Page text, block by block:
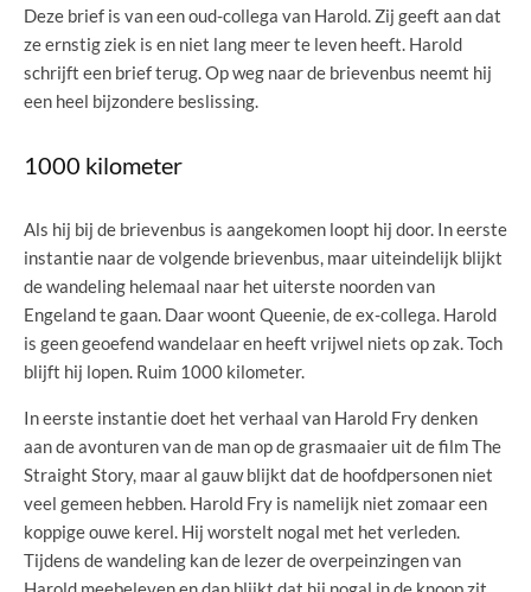
Deze brief is van een oud-collega van Harold. Zij geeft aan dat
ze ernstig ziek is en niet lang meer te leven heeft. Harold
schrijft een brief terug. Op weg naar de brievenbus neemt hij
een heel bijzondere beslissing.
1000 kilometer
Als hij bij de brievenbus is aangekomen loopt hij door. In eerste
instantie naar de volgende brievenbus, maar uiteindelijk blijkt
de wandeling helemaal naar het uiterste noorden van
Engeland te gaan. Daar woont Queenie, de ex-collega. Harold
is geen geoefend wandelaar en heeft vrijwel niets op zak. Toch
blijft hij lopen. Ruim 1000 kilometer.
In eerste instantie doet het verhaal van Harold Fry denken
aan de avonturen van de man op de grasmaaier uit de film The
Straight Story, maar al gauw blijkt dat de hoofdpersonen niet
veel gemeen hebben. Harold Fry is namelijk niet zomaar een
koppige ouwe kerel. Hij worstelt nogal met het verleden.
Tijdens de wandeling kan de lezer de overpeinzingen van